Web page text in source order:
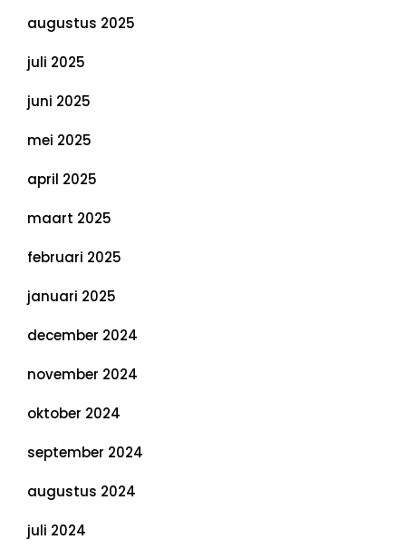
augustus 2025
juli 2025
juni 2025
mei 2025
april 2025
maart 2025
februari 2025
januari 2025
december 2024
november 2024
oktober 2024
september 2024
augustus 2024
juli 2024